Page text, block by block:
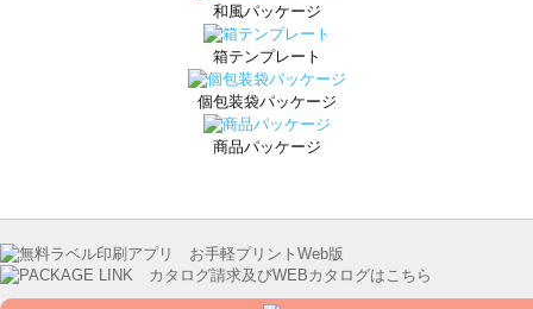
和風パッケージ
箱テンプレート
個包装袋パッケージ
商品パッケージ